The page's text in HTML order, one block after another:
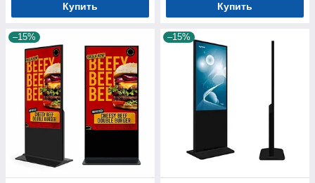
Купить Купить
–15% –15%